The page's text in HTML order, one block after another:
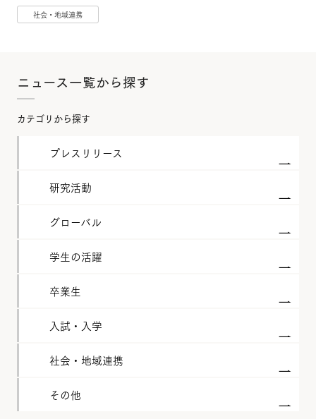
社会・地域連携
ニュース一覧から探す
カテゴリから探す
プレスリリース
研究活動
グローバル
学生の活躍
卒業生
入試・入学
社会・地域連携
その他